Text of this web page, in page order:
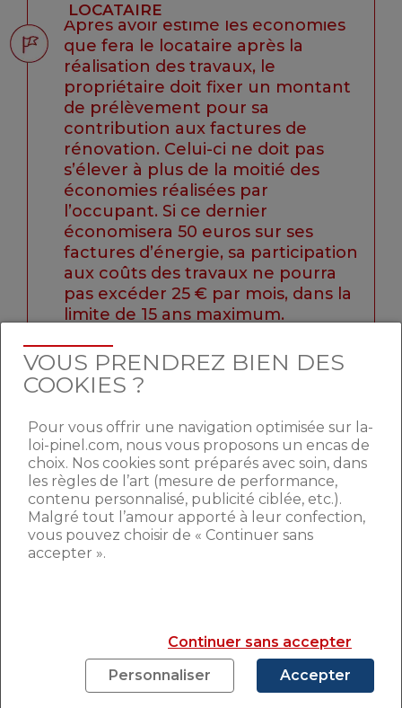
LOCATAIRE
Après avoir estimé les économies
que fera le locataire après la
réalisation des travaux, le
propriétaire doit fixer un montant
de prélèvement pour sa
contribution aux factures de
rénovation. Celui-ci ne doit pas
s’élever à plus de la moitié des
économies réalisées par
l’occupant. Si ce dernier
économisera 50 euros sur ses
factures d’énergie, sa participation
aux coûts des travaux ne pourra
pas excéder 25 € par mois, dans la
limite de 15 ans maximum.
Ce dispositif peut inciter les propriétaires
travaux visant à améliorer les
performances énergétiques d’un
logement locatif, et ainsirespecter les
nouvelles normes, imposées par la loi, de
plus en plus strictes.
En savoir plus sur les travaux dans son
est-il en droit de repeindre son
logement ?
VOUS PRENDREZ BIEN DES
COOKIES ?
Pour vous offrir une navigation optimisée sur la-
loi-pinel.com, nous vous proposons un encas de
choix. Nos cookies sont préparés avec soin, dans
les règles de l’art (mesure de performance,
contenu personnalisé, publicité ciblée, etc.).
Malgré tout l’amour apporté à leur confection,
vous pouvez choisir de « Continuer sans
accepter ».
Continuer sans accepter
Personnaliser
Accepter